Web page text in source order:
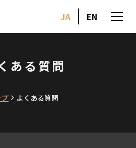
JA EN
ある質問
よくある質問